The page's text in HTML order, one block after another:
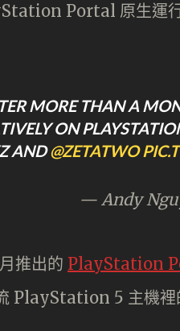
Portal 原生運行
MORE THAN A
ON
AND@ZETATWO
— Andy
推出的 PlayStation
PlayStation 5 主機裡